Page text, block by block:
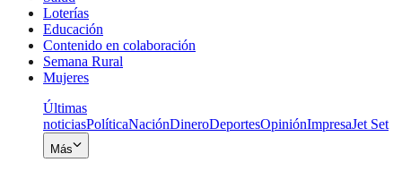
Loterías
Educación
Contenido en colaboración
Semana Rural
Mujeres
Últimas
noticiasPolíticaNaciónDineroDeportesOpiniónImpresaJet Set
Más